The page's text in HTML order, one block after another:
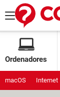
Ordenadores
macOS Internet